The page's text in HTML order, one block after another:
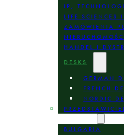
IP,
LIFE SCIENCES
ZAMÓWIENIA
HANDEL I
DESKS
GERMAN
FRENCH
NORDIC
BULGARIA